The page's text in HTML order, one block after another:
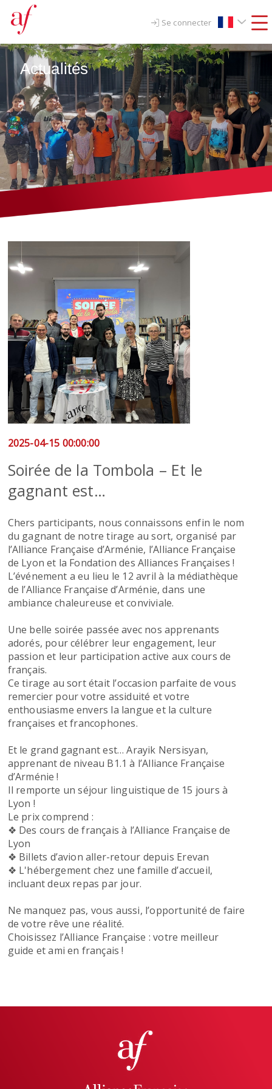
Se connecter
Actualités
2025-04-15 00:00:00
Soirée de la Tombola – Et le
gagnant est…
Chers participants, nous connaissons enfin le nom
du gagnant de notre tirage au sort, organisé par
l’Alliance Française d’Arménie, l’Alliance Française
de Lyon et la Fondation des Alliances Françaises !
L’événement a eu lieu le 12 avril à la médiathèque
de l’Alliance Française d’Arménie, dans une
ambiance chaleureuse et conviviale.
Une belle soirée passée avec nos apprenants
adorés, pour célébrer leur engagement, leur
passion et leur participation active aux cours de
français.
Ce tirage au sort était l’occasion parfaite de vous
remercier pour votre assiduité et votre
enthousiasme envers la langue et la culture
françaises et francophones.
Et le grand gagnant est… Arayik Nersisyan,
apprenant de niveau B1.1 à l’Alliance Française
d’Arménie !
Il remporte un séjour linguistique de 15 jours à
Lyon !
Le prix comprend :
❖ Des cours de français à l’Alliance Française de
Lyon
❖ Billets d’avion aller-retour depuis Erevan
❖ L'hébergement chez une famille d’accueil,
incluant deux repas par jour.
Ne manquez pas, vous aussi, l’opportunité de faire
de votre rêve une réalité.
Choisissez l’Alliance Française : votre meilleur
guide et ami en français !